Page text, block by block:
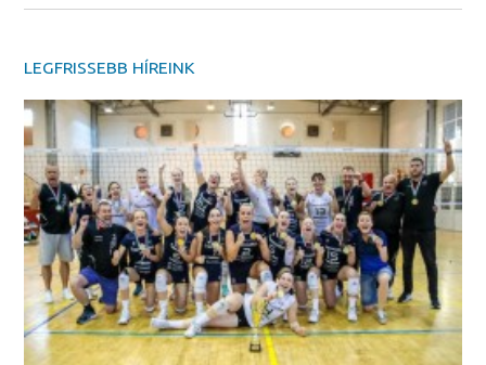
LEGFRISSEBB HÍREINK